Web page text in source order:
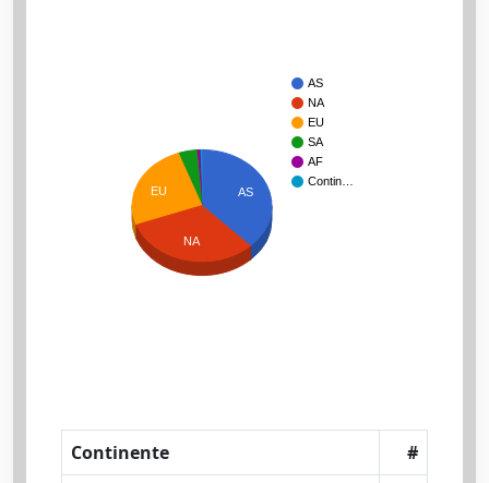
AS
NA
EU
SA
AF
Contin…
AS
EU
NA
Continente
#